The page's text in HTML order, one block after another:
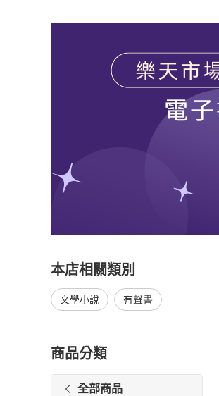
本店相關類別
文學小說 有聲書
商品分類
全部商品